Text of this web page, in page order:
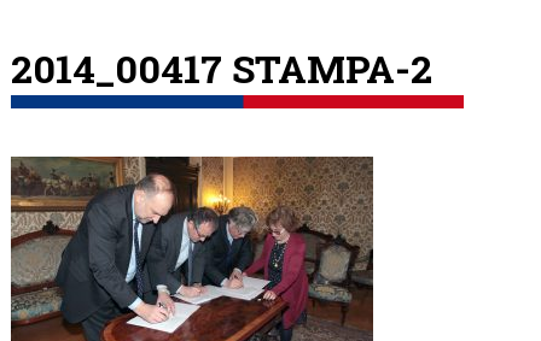
2014_00417 STAMPA-2